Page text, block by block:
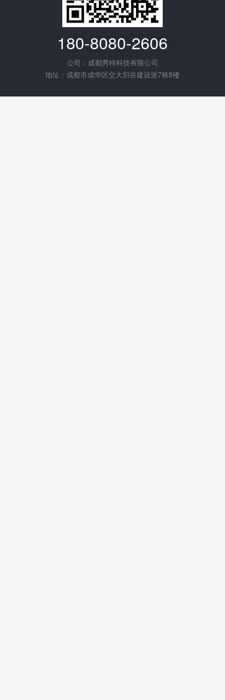
180-8080-2606
公司：成都秀特科技有限公司
地址：成都市成华区交大归谷建设派7栋8楼